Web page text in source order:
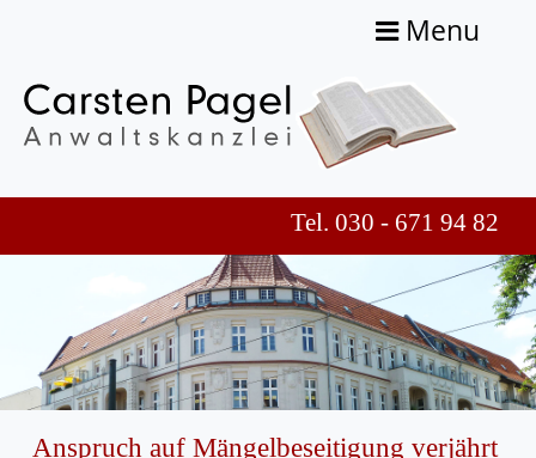
Menu
Tel. 030 - 671 94 82
Anspruch auf Mängelbeseitigung verjährt